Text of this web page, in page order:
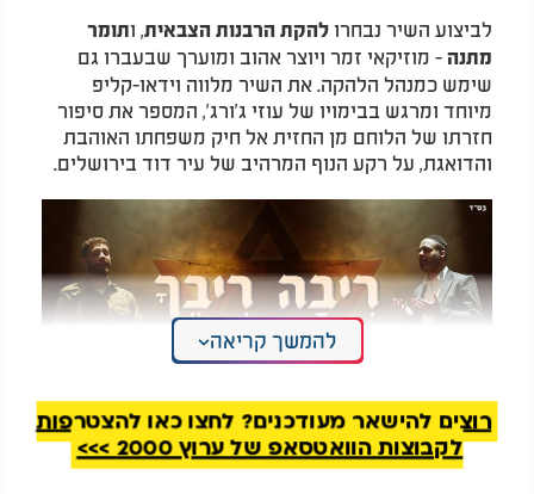
לביצוע השיר נבחרולהקת הרבנות הצבאית, ותומר
מתנה - מוזיקאי זמר ויוצר אהוב ומוערך שבעברו גם
שימש כמנהל הלהקה. את השיר מלווה וידאו-קליפ
מיוחד ומרגש בבימויו של עוזי ג'ורג', המספר את סיפור
חזרתו של הלוחם מן החזית אל חיק משפחתו האוהבת
והדואגת, על רקע הנוף המרהיב של עיר דוד בירושלים.
להמשך קריאה
רוצים להישאר מעודכנים? לחצו כאן להצטרפות
לקבוצות הוואטסאפ של ערוץ 2000 >>>